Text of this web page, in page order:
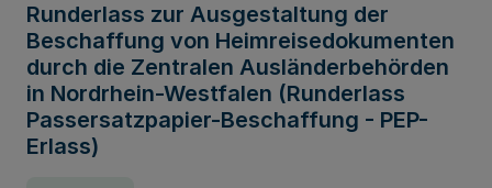
Runderlass zur Ausgestaltung der
Beschaffung von Heimreisedokumenten
durch die Zentralen Ausländerbehörden
in Nordrhein-Westfalen (Runderlass
Passersatzpapier-Beschaffung - PEP-
Erlass)